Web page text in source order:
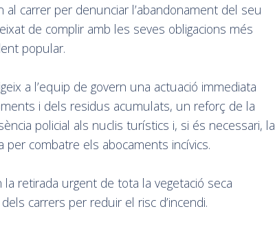
carrer per denunciar l’abandonament del seu
de complir amb les seves obligacions més
popular.
a l’equip de govern una actuació immediata
i dels residus acumulats, un reforç de la
policial als nuclis turístics i, si és necessari, la
per combatre els abocaments incívics.
retirada urgent de tota la vegetació seca
carrers per reduir el risc d’incendi.